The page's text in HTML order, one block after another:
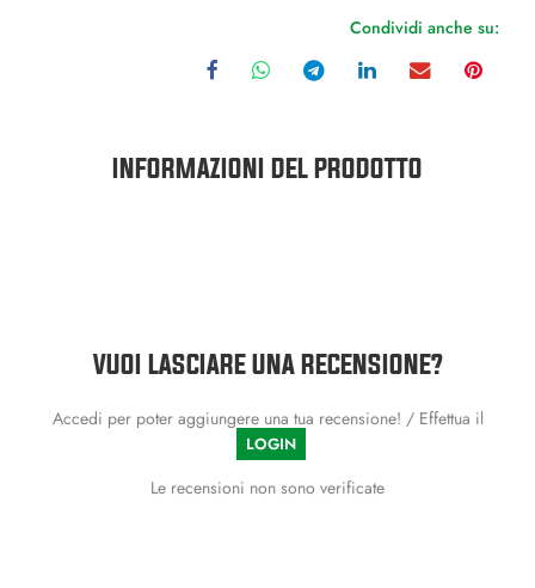
Condividi anche su:
INFORMAZIONI DEL PRODOTTO
VUOI LASCIARE UNA RECENSIONE?
Accedi per poter aggiungere una tua recensione! / Effettua il
LOGIN
Le recensioni non sono verificate